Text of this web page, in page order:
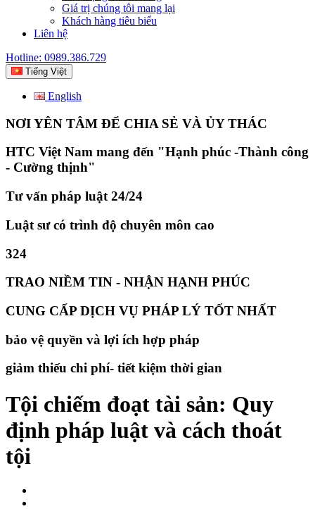
Giá trị chúng tôi mang lại
Khách hàng tiêu biểu
Liên hệ
Hotline: 0989.386.729
Tiếng Việt
English
NƠI YÊN TÂM ĐỂ CHIA SẺ VÀ ỦY THÁC
HTC Việt Nam mang đến "Hạnh phúc -Thành công
- Cường thịnh"
Tư vấn pháp luật 24/24
Luật sư có trình độ chuyên môn cao
324
TRAO NIỀM TIN - NHẬN HẠNH PHÚC
CUNG CẤP DỊCH VỤ PHÁP LÝ TỐT NHẤT
bảo vệ quyền và lợi ích hợp pháp
giảm thiếu chi phí- tiết kiệm thời gian
​Tội chiếm đoạt tài sản: Quy
định pháp luật và cách thoát
tội